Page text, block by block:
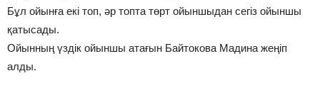
Бұл ойынға екі топ, әр топта төрт ойыншыдан сегіз ойыншы
қатысады.
Ойынның үздік ойыншы атағын Байтокова Мадина жеңіп
алды.